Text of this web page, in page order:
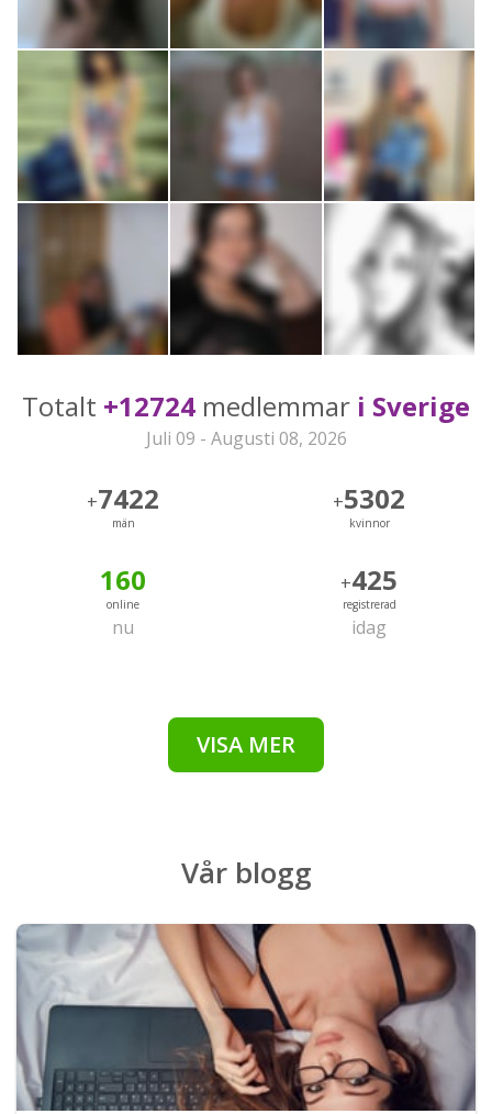
Totalt +12724 medlemmar i Sverige
Juli 09 - Augusti 08, 2026
+7422
män
+5302
kvinnor
160
online
nu
+425
registrerad
idag
VISA MER
Vår blogg